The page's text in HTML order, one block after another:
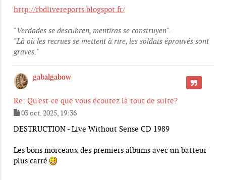
http://rbdlivereports.blogspot.fr/
"Verdades se descubren, mentiras se construyen".
"Là où les recrues se mettent à rire, les soldats éprouvés sont
graves."
gabalgabow
Re: Qu'est-ce que vous écoutez là tout de suite?
CITER
e
a
g
e
03 oct. 2025, 19:36
DESTRUCTION - Live Without Sense CD 1989
Les bons morceaux des premiers albums avec un batteur
plus carré